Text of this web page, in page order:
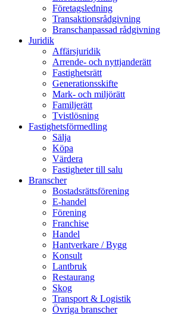
Företagsledning
Transaktionsrådgivning
Branschanpassad rådgivning
Juridik
Affärsjuridik
Arrende- och nyttjanderätt
Fastighetsrätt
Generationsskifte
Mark- och miljörätt
Familjerätt
Tvistlösning
Fastighetsförmedling
Sälja
Köpa
Värdera
Fastigheter till salu
Branscher
Bostadsrättsförening
E-handel
Förening
Franchise
Handel
Hantverkare / Bygg
Konsult
Lantbruk
Restaurang
Skog
Transport & Logistik
Övriga branscher